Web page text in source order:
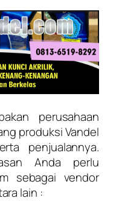
perusahaan
produksi Vandel
penjualannya.
Anda perlu
sebagai vendor
lain :